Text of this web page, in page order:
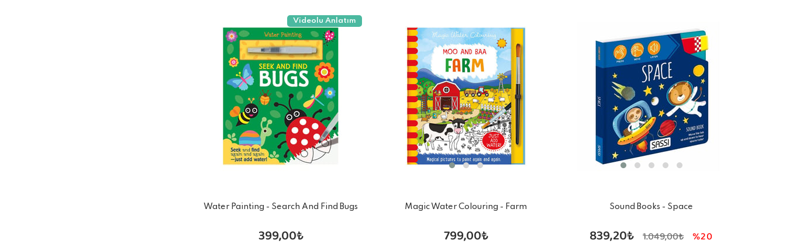
Videolu Anlatım
Water Painting - Search And Find Bugs
399,00₺
Magic Water Colouring - Farm
799,00₺
Sound Books - Space
839,20₺ 1.049,00₺ %20